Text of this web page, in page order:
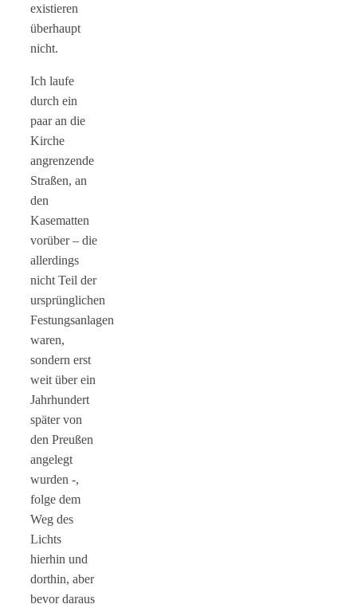
existieren
überhaupt
nicht.
Ich laufe
durch ein
paar an die
Kirche
angrenzende
Straßen, an
den
Kasematten
vorüber – die
allerdings
nicht Teil der
ursprünglichen
Festungsanlagen
waren,
sondern erst
weit über ein
Jahrhundert
später von
den Preußen
angelegt
wurden -,
folge dem
Weg des
Lichts
hierhin und
dorthin, aber
bevor daraus